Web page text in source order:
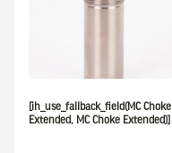
[ih_use_fallback_field(MC Choke
Extended, MC Choke Extended)]